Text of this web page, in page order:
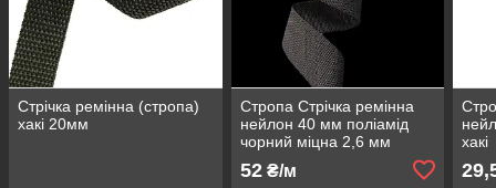
Стрічка ремінна (стропа)
хакі 20мм
Стропа Стрічка ремінна
нейлон 40 мм поліамід
чорний міцна 2,6 мм
52₴/м
хакі